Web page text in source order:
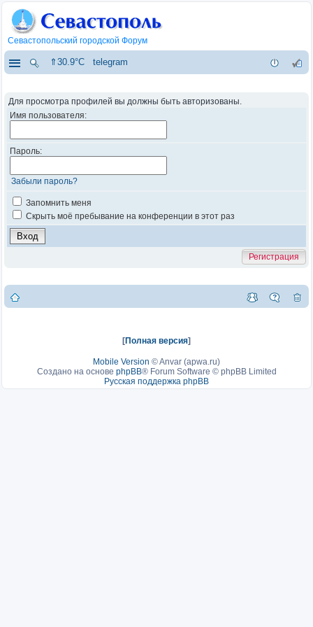
Севастопольский городской Форум
⇑30.9°C telegram
Для просмотра профилей вы должны быть авторизованы.
Имя пользователя:
Пароль:
Забыли пароль?
Запомнить меня
Скрыть моё пребывание на конференции в этот раз
Регистрация
[Полная версия]
Mobile Version ©Anvar (apwa.ru)
Создано на основе phpBB® Forum Software © phpBB Limited
Русская поддержка phpBB